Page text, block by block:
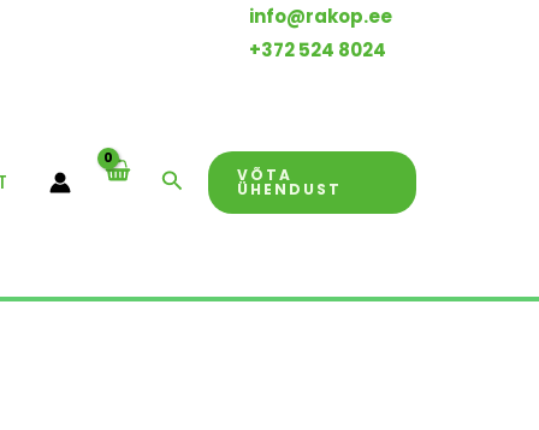
info@rakop.ee
+372 524 8024
Search VÕTA
ÜHENDUST